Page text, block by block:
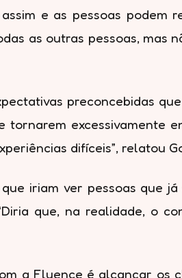
e as pessoas podem
as outras pessoas, mas
preconcebidas
tornarem excessivamente
difíceis”, relatou
iriam ver pessoas que
que, na realidade, o
a Fluence é alcançar os